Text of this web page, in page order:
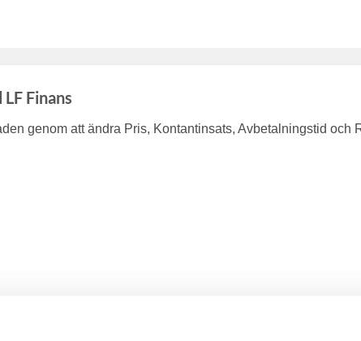
Finans
genom att ändra Pris, Kontantinsats, Avbetalningstid och